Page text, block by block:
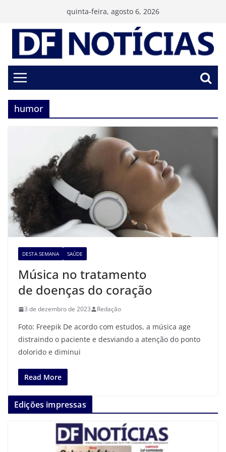
conteúdo
quinta-feira, agosto 6, 2026
humor
DESTA SEMANA SAÚDE
Música no tratamento
de doenças do coração
3 de dezembro de 2023 Redação
Foto: Freepik De acordo com estudos, a música age
distraindo o paciente e desviando a atenção do ponto
dolorido e diminui
Read More
Edições impressas